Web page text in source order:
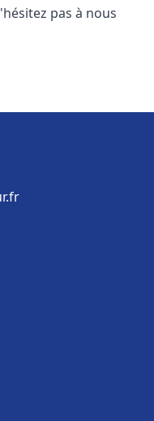
pas à nous